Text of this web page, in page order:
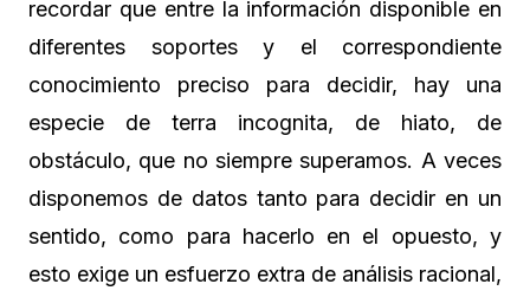
recordar que entre la información disponible en
diferentes soportes y el correspondiente
conocimiento preciso para decidir, hay una
especie de terra incognita, de hiato, de
obstáculo, que no siempre superamos. A veces
disponemos de datos tanto para decidir en un
sentido, como para hacerlo en el opuesto, y
esto exige un esfuerzo extra de análisis racional,